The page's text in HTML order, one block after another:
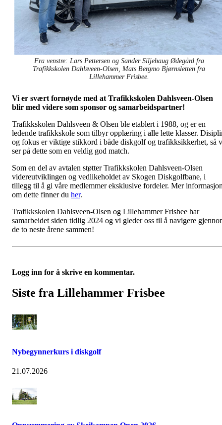
Fra venstre: Lars Pettersen og Sander Siljehaug Ødegård fra
Trafikkskolen Dahlsveen-Olsen, Mats Bergmo Bjørnsletten fra
Lillehammer Frisbee.
Vi er svært fornøyde med at Trafikkskolen Dahlsveen-Olsen
blir med videre som sponsor og samarbeidspartner!
Trafikkskolen Dahlsveen & Olsen ble etablert i 1988, og er en
ledende trafikkskole som tilbyr opplæring i alle lette klasser.
og fokus er viktige stikkord i både diskgolf og trafikksikkerhet, så
ser på dette som en veldig god match.
Som en del av avtalen støtter Trafikkskolen Dahlsveen-Olsen
videreutviklingen og vedlikeholdet av Skogen Diskgolfbane, i
tillegg til å gi våre medlemmer eksklusive fordeler. Mer
om dette finner du her.
Trafikkskolen Dahlsveen-Olsen og Lillehammer Frisbee har
samarbeidet siden tidlig 2024 og vi gleder oss til å navigere
de to neste årene sammen!
Logg inn for å skrive en kommentar.
Siste fra Lillehammer Frisbee
Nybegynnerkurs i diskgolf
21.07.2026